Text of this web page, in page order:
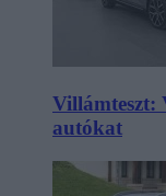
Villámteszt:
autókat